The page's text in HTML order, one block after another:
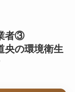
者③
央の環境衛生